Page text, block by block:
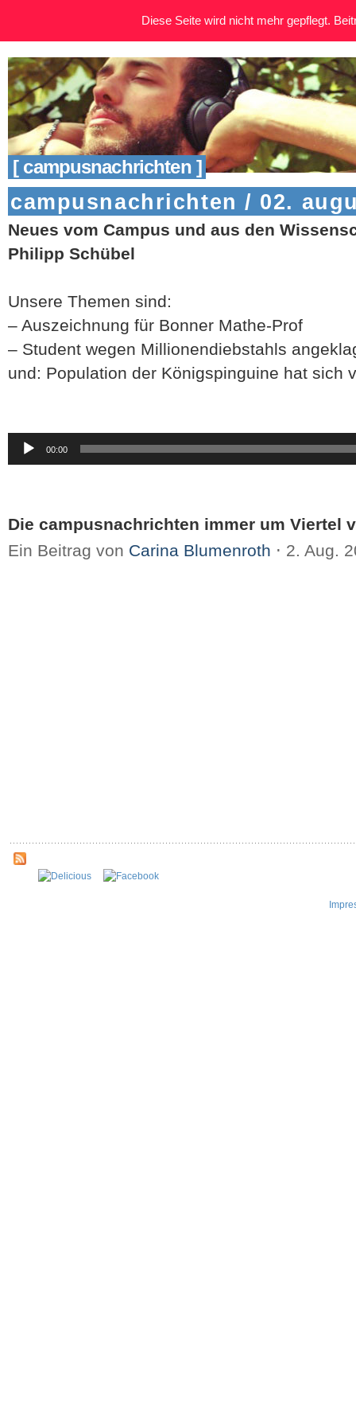
[ campusnachrichten ]
campusnachrichten / 02.
Neues vom Campus und aus den
Philipp Schübel
Unsere Themen sind:
– Auszeichnung für Bonner Mathe-Prof
– Student wegen Millionendiebstahls
und: Population der Königspinguine hat sich
Audio-
Player
00:00
Die campusnachrichten immer um Viertel
Ein Beitrag von Carina Blumenroth ⋅ 2. Aug.
Diese Seite wird nicht mehr gepflegt.